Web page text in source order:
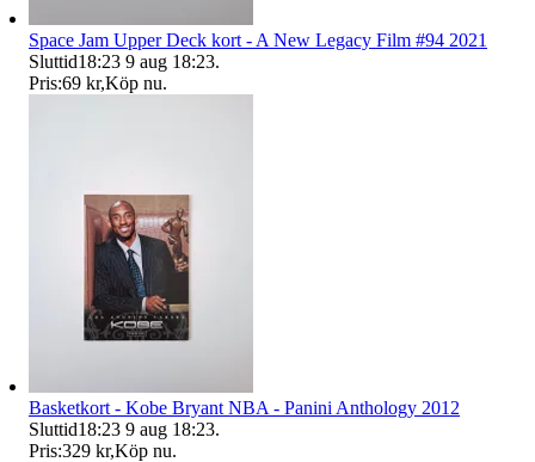
Space Jam Upper Deck kort - A New Legacy Film #94 2021
Sluttid18:23 9 aug 18:23.
Pris:69 kr,Köp nu.
Basketkort - Kobe Bryant NBA - Panini Anthology 2012
Sluttid18:23 9 aug 18:23.
Pris:329 kr,Köp nu.